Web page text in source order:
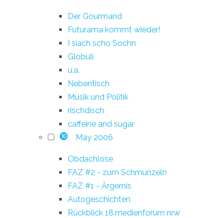
Der Gourmand
Futurama kommt wieder!
I siach scho Sochn
Globuli
u.a.
Nebentisch
Musik und Politik
rischdisch
caffeine and sugar
10 May 2006
Obdachlose
FAZ #2 - zum Schmunzeln
FAZ #1 - Ärgernis
Autogeschichten
Rückblick 18.medienforum nrw